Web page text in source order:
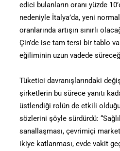
edici bulanların oranı yüzde
nedeniyle İtalya’da, yeni
oranlarında artışın sınırlı
Çin’de ise tam tersi bir tablo
eğiliminin uzun vadede
Tüketici davranışlarındaki
şirketlerin bu sürece yanıtı
üstlendiği rolün de etkili
sözlerini şöyle sürdürdü:
sanallaşması, çevrimiçi
ikiye katlanması, evde vakit